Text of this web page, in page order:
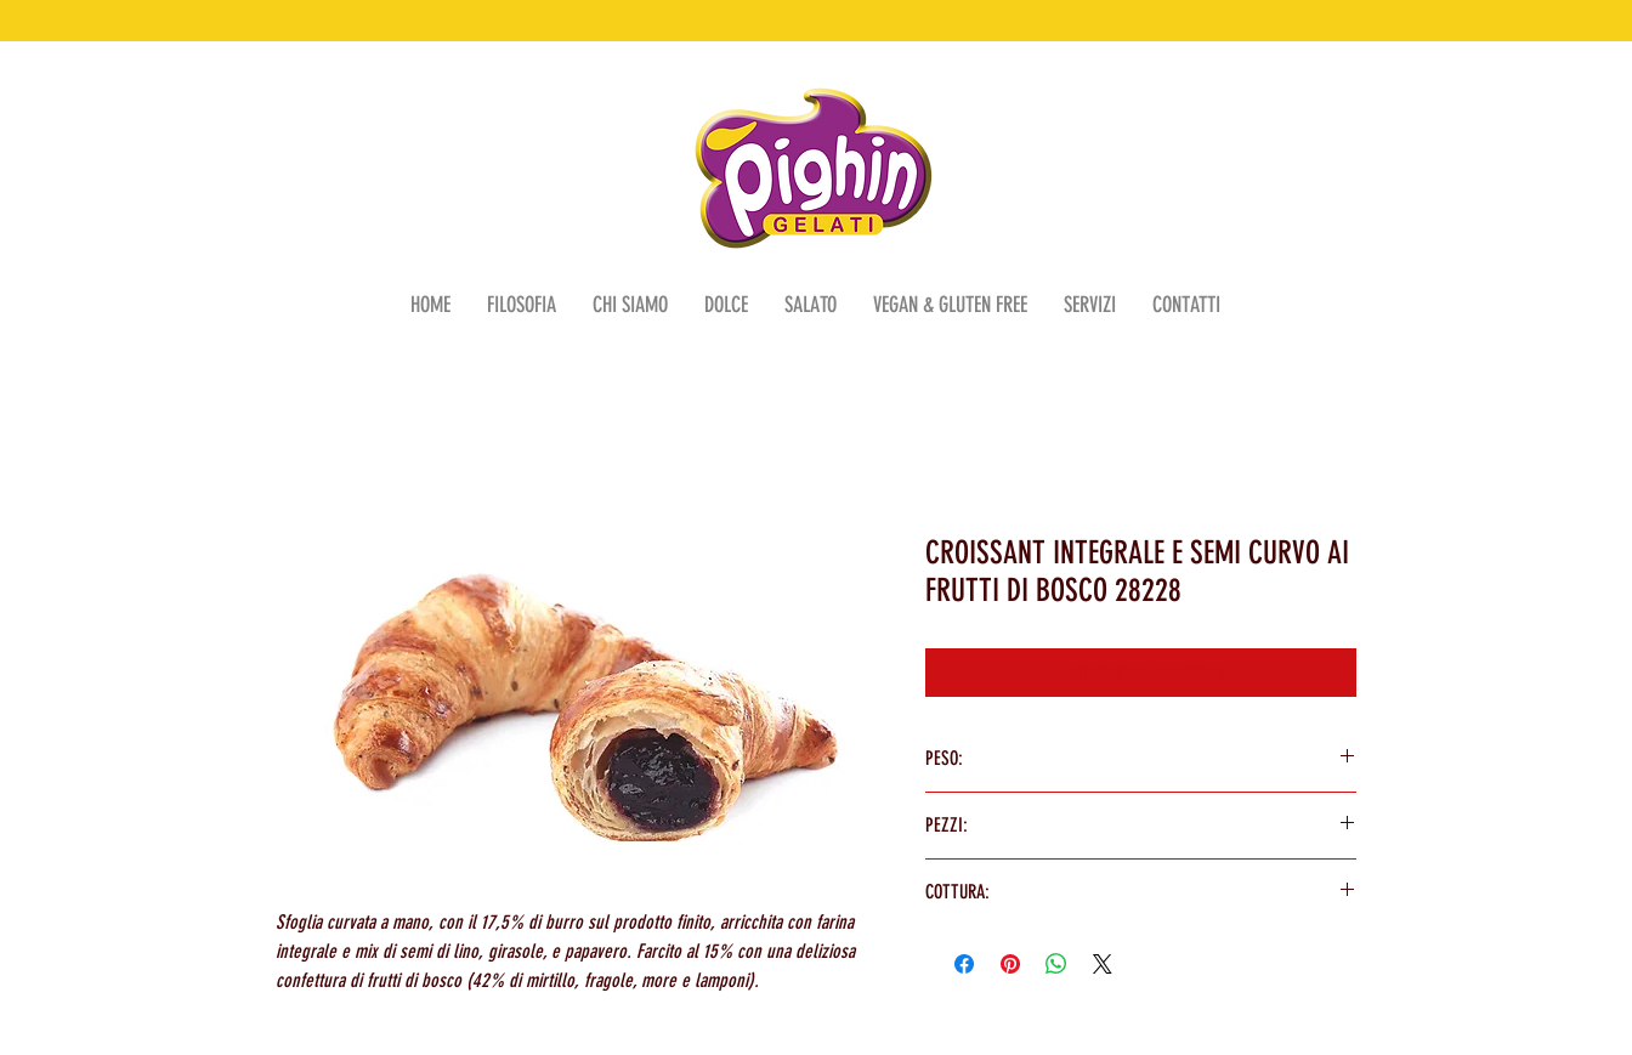
Sfoglia curvata a mano, con il 17,5% di burro sul prodotto finito, arricchita con farina
integrale e mix di semi di lino, girasole, e papavero. Farcito al 15% con una deliziosa
confettura di frutti di bosco (42% di mirtillo, fragole, more e lamponi).
CROISSANT INTEGRALE E SEMI CURVO AI
FRUTTI DI BOSCO 28228
PESO:
PEZZI:
COTTURA:
HOME FILOSOFIA CHI SIAMO DOLCE SALATO VEGAN & GLUTEN FREE SERVIZI CONTATTI